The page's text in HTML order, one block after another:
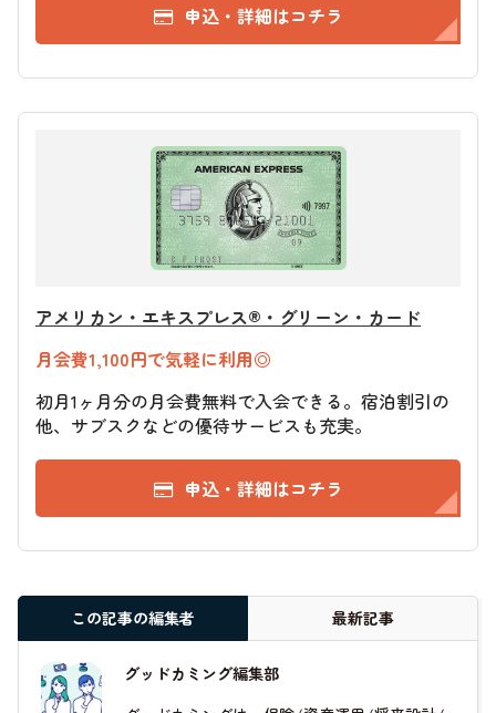
申込・詳細はコチラ
アメリカン・エキスプレス®・グリーン・カード
月会費1,100円で気軽に利用◎
初月1ヶ月分の月会費無料で入会できる。宿泊割引の
他、サブスクなどの優待サービスも充実。
申込・詳細はコチラ
この記事の編集者 最新記事
グッドカミング編集部